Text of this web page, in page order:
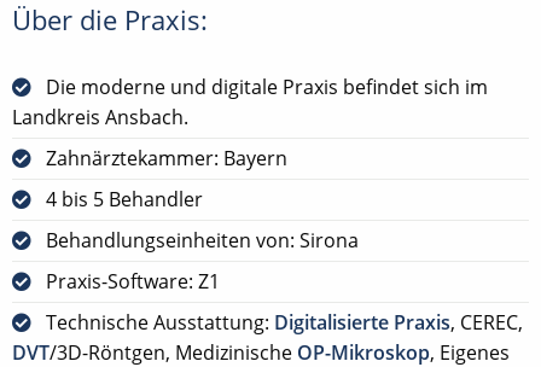
Über die Praxis:
Die moderne und digitale Praxis befindet sich im
Landkreis Ansbach.
Zahnärztekammer: Bayern
4 bis 5 Behandler
Behandlungseinheiten von: Sirona
Praxis-Software: Z1
Technische Ausstattung: Digitalisierte Praxis, CEREC,
DVT/3D-Röntgen, Medizinische OP-Mikroskop, Eigenes